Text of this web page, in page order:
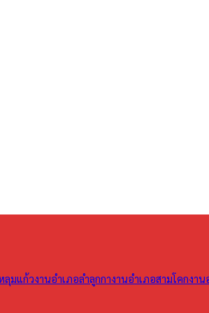
ลุมแก้วงานอำเภอลำลูกกางานอำเภอสามโคกงาน